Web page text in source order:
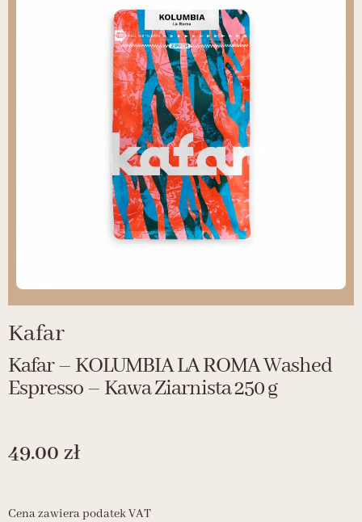
Kafar
Kafar – KOLUMBIA LA ROMA Washed
Espresso – Kawa Ziarnista 250 g
49.00 zł
Cena zawiera podatek VAT